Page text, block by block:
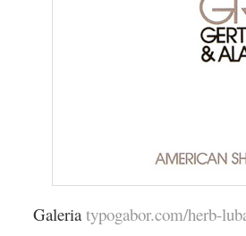
Galeriatypogabor.com/herb-